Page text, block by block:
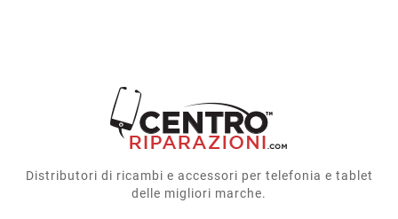
Distributori di ricambi e accessori per telefonia e tablet
delle migliori marche.